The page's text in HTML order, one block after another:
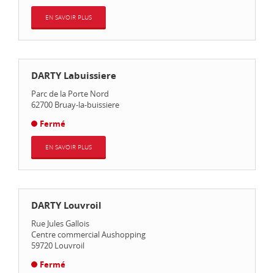
EN SAVOIR PLUS
DARTY Labuissiere
Parc de la Porte Nord
62700 Bruay-la-buissiere
Fermé
EN SAVOIR PLUS
DARTY Louvroil
Rue Jules Gallois
Centre commercial Aushopping
59720 Louvroil
Fermé